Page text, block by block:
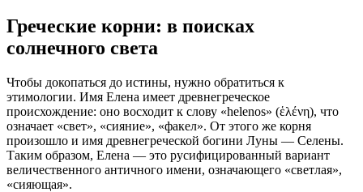
Греческие корни: в поисках
солнечного света
Чтобы докопаться до истины, нужно обратиться к
этимологии. Имя Елена имеет древнегреческое
происхождение: оно восходит к слову «helenos» (ἑλένη), что
означает «свет», «сияние», «факел». От этого же корня
произошло и имя древнегреческой богини Луны — Селены.
Таким образом, Елена — это русифицированный вариант
величественного античного имени, означающего «светлая»,
«сияющая».